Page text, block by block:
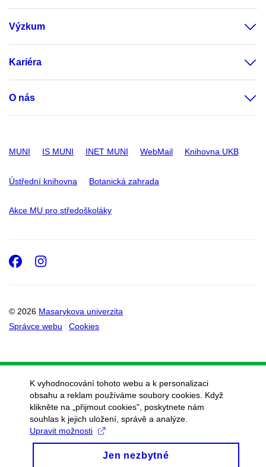
Výzkum
Kariéra
O nás
MUNI IS MUNI INET MUNI WebMail Knihovna UKB
Ústřední knihovna Botanická zahrada
Akce MU pro středoškoláky
© 2026 Masarykova univerzita
Správce webu
Cookies
Facebook
Instagram
K vyhodnocování tohoto webu a k personalizaci
obsahu a reklam používáme soubory cookies. Když
klikněte na „přijmout cookies", poskytnete nám
souhlas k jejich uložení, správě a analýze.
Upravit možnosti
Jen nezbytné